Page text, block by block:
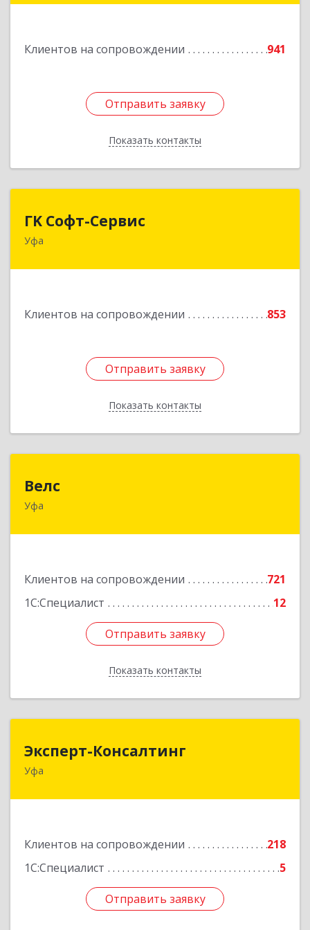
Клиентов на сопровождении 941
Отправить заявку
Показать контакты
Отправить заявку
Назад
ГK Софт-Сервис
Уфа
Клиентов на сопровождении 853
Отправить заявку
Показать контакты
450022, Башкортостан Респ, Уфа г, Менделеева
Отправить заявку
Назад
Велс
Уфа
Клиентов на сопровождении
721
1С:Специалист
12
Отправить заявку
Показать контакты
450071, Башкортостан Респ, Уфа г, 50 лет СССР
Отправить заявку
Назад
Эксперт-Консалтинг
Уфа
Клиентов на сопровождении
218
1С:Специалист
5
Отправить заявку
450059, Башкортостан Респ, Уфимский р-н, Уфа
Отправить заявку